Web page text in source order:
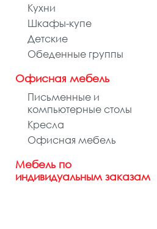
Кухни
Шкафы-купе
Детские
Обеденные группы
Офисная мебель
Письменные и
компьютерные столы
Кресла
Офисная мебель
Мебель по
индивидуальным заказам